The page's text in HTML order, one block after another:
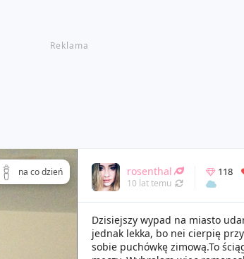
na co dzień rosenthal
10 lat temu
118
Dzisiejszy wypad na miasto
jednak lekka, bo nei cierpię
sobie puchówkę zimową.To